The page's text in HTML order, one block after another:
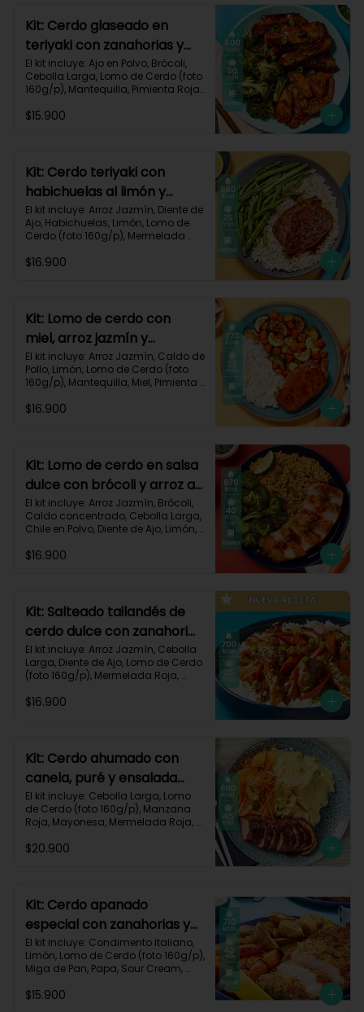
Kit: Cerdo glaseado en
teriyaki con zanahorias y
brócoli asados-125
El kit incluye: Ajo en Polvo, Brócoli,
Cebolla Larga, Lomo de Cerdo (foto
160g/p), Mantequilla, Pimienta Roja,
Impresa.
$15.900
Kit: Cerdo teriyaki con
habichuelas al limón y
arroz al ajillo-3
El kit incluye: Arroz Jazmín, Diente de
Ajo, Habichuelas, Limón, Lomo de
Cerdo (foto 160g/p), Mermelada
Impresa.
$16.900
Kit: Lomo de cerdo con
miel, arroz jazmín y
verduras al limón-76
El kit incluye: Arroz Jazmín, Caldo de
Pollo, Limón, Lomo de Cerdo (foto
160g/p), Mantequilla, Miel, Pimienta
Receta Impresa.
$16.900
Kit: Lomo de cerdo en salsa
dulce con brócoli y arroz al
chile-91
El kit incluye: Arroz Jazmín, Brócoli,
Caldo concentrado, Cebolla Larga,
Chile en Polvo, Diente de Ajo, Limón,
Mantequilla, Mermelada Roja,
Proteínas 31g
$16.900
Kit: Salteado tailandés de
cerdo dulce con zanahorias
y arroz-141
El kit incluye: Arroz Jazmín, Cebolla
Larga, Diente de Ajo, Lomo de Cerdo
(foto 160g/p), Mermelada Roja,
Paprika, Zanahoria, Receta Impresa.
$16.900
Kit: Cerdo ahumado con
canela, puré y ensalada
dulce-2
El kit incluye: Cebolla Larga, Lomo
de Cerdo (foto 160g/p), Manzana
Roja, Mayonesa, Mermelada Roja,
Cinnamon Paprika, Sour Cream,
Carbohidratos 59g | Grasas 19g |
Proteínas 36g
$20.900
Kit: Cerdo apanado
especial con zanahorias y
papas al horno-58
El kit incluye: Condimento italiano,
Limón, Lomo de Cerdo (foto 160g/p),
Miga de Pan, Papa, Sour Cream,
$15.900